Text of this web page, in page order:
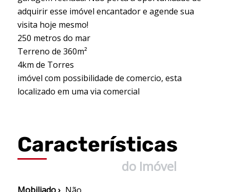
adquirir esse imóvel encantador e agende sua
visita hoje mesmo!
250 metros do mar
Terreno de 360m²
4km de Torres
imóvel com possibilidade de comercio, esta
localizado em uma via comercial
Características
do Imóvel